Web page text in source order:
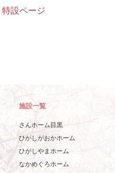
特設ページ
施設一覧
さんホーム目黒
ひがしがおかホーム
ひがしやまホーム
なかめぐろホーム